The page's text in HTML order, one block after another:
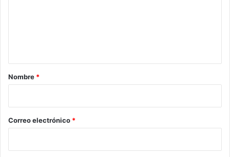
r
*
Nombre *
Correo electrónico *